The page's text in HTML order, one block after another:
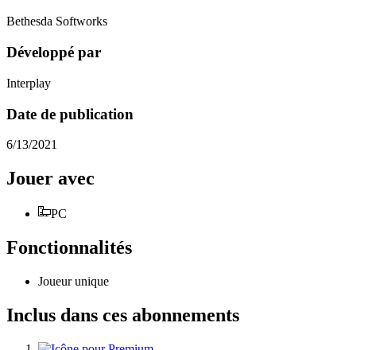
Bethesda Softworks
Développé par
Interplay
Date de publication
6/13/2021
Jouer avec
PC
Fonctionnalités
Joueur unique
Inclus dans ces abonnements